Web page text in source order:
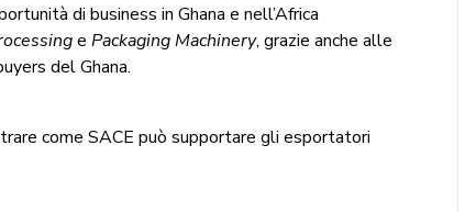
di business in Ghana e nell’Africa
e Packaging Machinery, grazie anche alle
del Ghana.
come SACE può supportare gli esportatori